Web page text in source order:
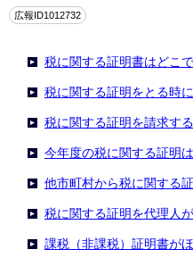
広報ID1012732
税に関する証明書はどこ
税に関する証明をとる時
税に関する証明を請求す
今年度の税に関する証明
他市町村から税に関する
税に関する証明を代理人
課税（非課税）証明書が